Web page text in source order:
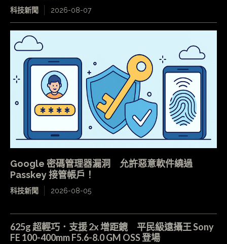
科技新聞 2026-08-07
Google 密碼管理器漏洞 允許惡意軟件繞過
Passkey 接管帳戶！
科技新聞 2026-08-05
625g 超輕巧．支援 2x 增距鏡 平民級遠攝王 Sony
FE 100-400mm F5.6-8.0 GM OSS 登場